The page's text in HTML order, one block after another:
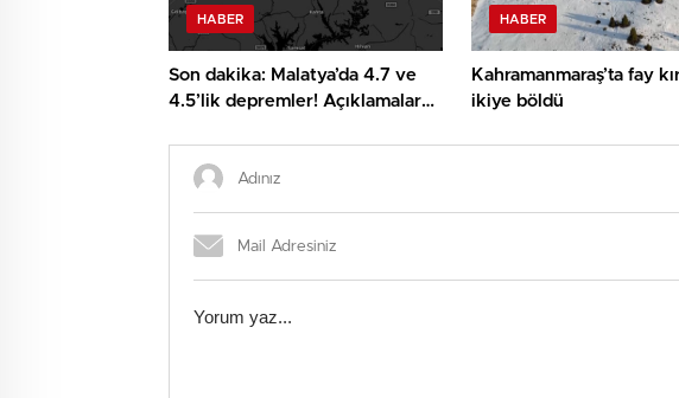
HABER
Son dakika: Malatya’da 4.7 ve
4.5’lik depremler! Açıklamalar
HABER
Kahramanmaraş’ta fay
ikiye böldü